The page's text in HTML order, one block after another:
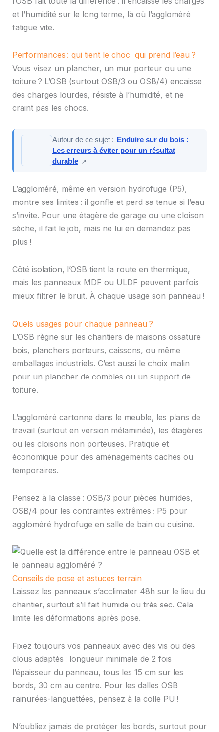
et l’humidité sur le long terme, là où l’aggloméré
fatigue vite.
Performances : qui tient le choc, qui prend l’eau ?
Vous visez un plancher, un mur porteur ou une
toiture ? L’OSB (surtout OSB/3 ou OSB/4) encaisse
des charges lourdes, résiste à l’humidité, et ne
craint pas les chocs.
Autour de ce sujet : Enduire sur du bois :
Les erreurs à éviter pour un résultat
durable ↗
L’aggloméré, même en version hydrofuge (P5),
montre ses limites : il gonfle et perd sa tenue si l’eau
s’invite. Pour une étagère de garage ou une cloison
sèche, il fait le job, mais ne lui en demandez pas
plus !
Côté isolation, l’OSB tient la route en thermique,
mais les panneaux MDF ou ULDF peuvent parfois
mieux filtrer le bruit. À chaque usage son panneau !
Quels usages pour chaque panneau ?
L’OSB règne sur les chantiers de maisons ossature
bois, planchers porteurs, caissons, ou même
emballages industriels. C’est aussi le choix malin
pour un plancher de combles ou un support de
toiture.
L’aggloméré cartonne dans le meuble, les plans de
travail (surtout en version mélaminée), les étagères
ou les cloisons non porteuses. Pratique et
économique pour des aménagements cachés ou
temporaires.
Pensez à la classe : OSB/3 pour pièces humides,
OSB/4 pour les contraintes extrêmes ; P5 pour
aggloméré hydrofuge en salle de bain ou cuisine.
Conseils de pose et astuces terrain
Laissez les panneaux s’acclimater 48h sur le lieu du
chantier, surtout s’il fait humide ou très sec. Cela
limite les déformations après pose.
Fixez toujours vos panneaux avec des vis ou des
clous adaptés : longueur minimale de 2 fois
l’épaisseur du panneau, tous les 15 cm sur les
bords, 30 cm au centre. Pour les dalles OSB
rainurées-languettées, pensez à la colle PU !
N’oubliez jamais de protéger les bords, surtout pour